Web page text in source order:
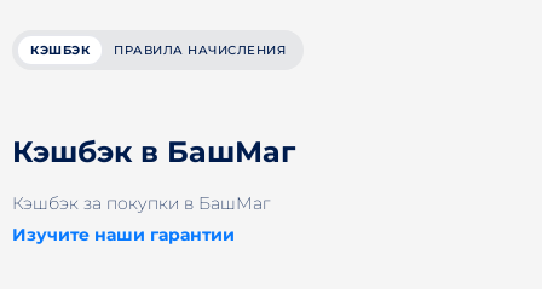
КЭШБЭК ПРАВИЛА НАЧИСЛЕНИЯ
Кэшбэк в БашМаг
Кэшбэк за покупки в БашМаг
Изучите наши гарантии